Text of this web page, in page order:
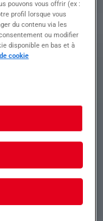
d'une
sur les
chaîne de
semaine
7h30 à
pouvons vous offrir (ex :
profil lorsque vous
du contenu via les
ou modifier
disponible en bas et à
cookie